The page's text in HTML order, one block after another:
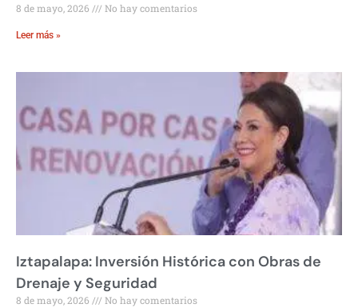
8 de mayo, 2026 No hay comentarios
Leer más »
Iztapalapa: Inversión Histórica con Obras de
Drenaje y Seguridad
8 de mayo, 2026 No hay comentarios